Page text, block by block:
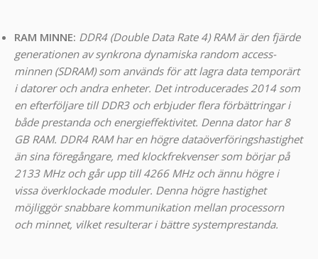
RAM MINNE: DDR4 (Double Data Rate 4) RAM är den fjärde
generationen av synkrona dynamiska random access-
minnen (SDRAM) som används för att lagra data temporärt
i datorer och andra enheter. Det introducerades 2014 som
en efterföljare till DDR3 och erbjuder flera förbättringar i
både prestanda och energieffektivitet. Denna dator har 8
GB RAM. DDR4 RAM har en högre dataöverföringshastighet
än sina föregångare, med klockfrekvenser som börjar på
2133 MHz och går upp till 4266 MHz och ännu högre i
vissa överklockade moduler. Denna högre hastighet
möjliggör snabbare kommunikation mellan processorn
och minnet, vilket resulterar i bättre systemprestanda.